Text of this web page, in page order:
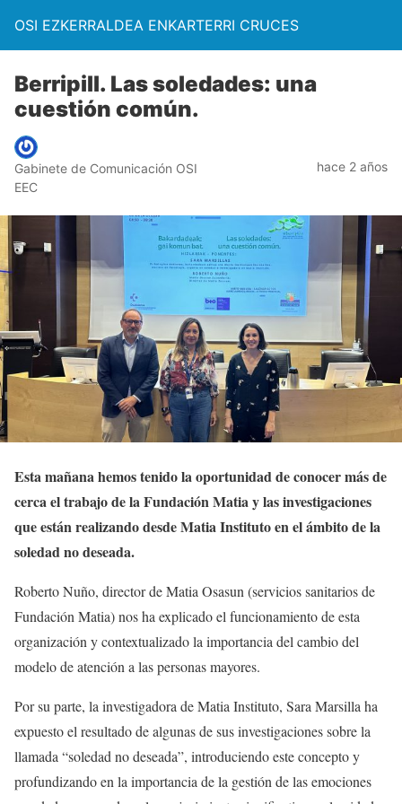
OSI EZKERRALDEA ENKARTERRI CRUCES
Berripill. Las soledades: una
cuestión común.
Gabinete de Comunicación OSI
EEC
hace 2 años
Esta mañana hemos tenido la oportunidad de conocer más de
cerca el trabajo de la Fundación Matia y las investigaciones
que están realizando desde Matia Instituto en el ámbito de la
soledad no deseada.
Roberto Nuño, director de Matia Osasun (servicios sanitarios de
Fundación Matia) nos ha explicado el funcionamiento de esta
organización y contextualizado la importancia del cambio del
modelo de atención a las personas mayores.
Por su parte, la investigadora de Matia Instituto, Sara Marsilla ha
expuesto el resultado de algunas de sus investigaciones sobre la
llamada “soledad no deseada”, introduciendo este concepto y
profundizando en la importancia de la gestión de las emociones